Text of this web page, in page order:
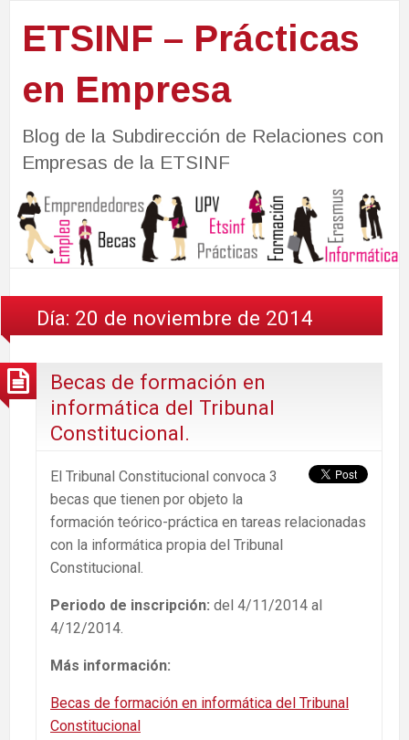
ETSINF – Prácticas
en Empresa
Blog de la Subdirección de Relaciones con
Empresas de la ETSINF
Día: 20 de noviembre de 2014
Becas de formación en
informática del Tribunal
Constitucional.
El Tribunal Constitucional convoca 3
becas que tienen por objeto la
formación teórico-práctica en tareas relacionadas
con la informática propia del Tribunal
Constitucional.
Periodo de inscripción: del 4/11/2014 al
4/12/2014.
Más información:
Becas de formación en informática del Tribunal
Constitucional